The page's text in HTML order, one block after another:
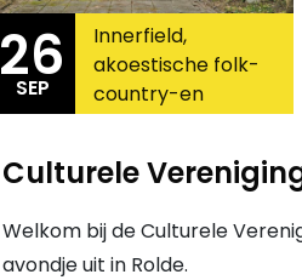
26
SEP
2026
Innerfield,
akoestische folk-
country-en
Americana
Culturele
Welkom bij de Culturele
avondje uit in Rolde.